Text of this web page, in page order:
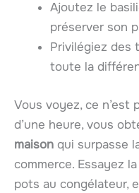
Ajoutez le
préserver son
Privilégiez des
toute la
Vous voyez, ce n’est
d’une heure, vous
maison qui surpasse
commerce. Essayez
pots au congélateur,